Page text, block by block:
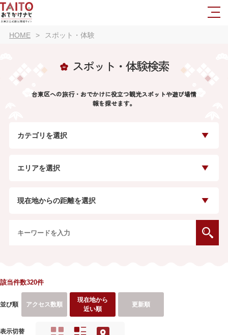
HOME スポット・体験
スポット・体験検索
台東区への旅行・おでかけに役立つ観光スポットや遊び場情
報を探せます。
カテゴリを選択
エリアを選択
現在地からの距離を選択
該当件数320件
並び順 アクセス数順
現在地から
近い順
更新順
表示切替